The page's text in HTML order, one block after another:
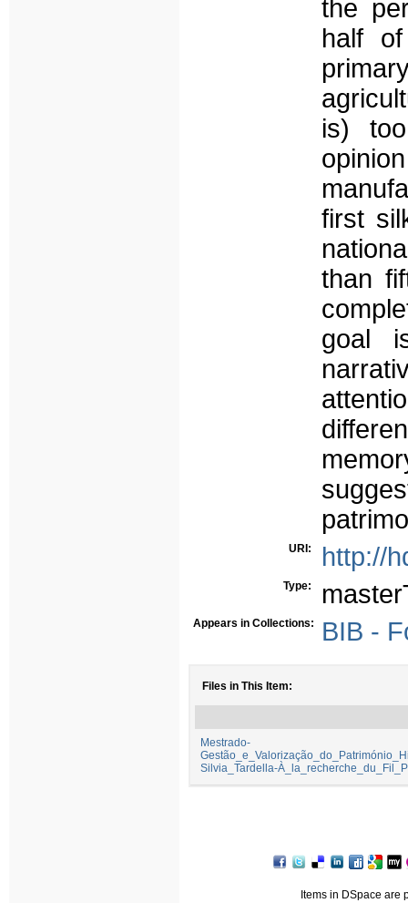
the
half
is)
first
than
goal
URI: http://
Type:
Appears in Collections: BIB -
Files in This Item:
Mestrado-
Silvia_Tardella-
Items in DSpace are